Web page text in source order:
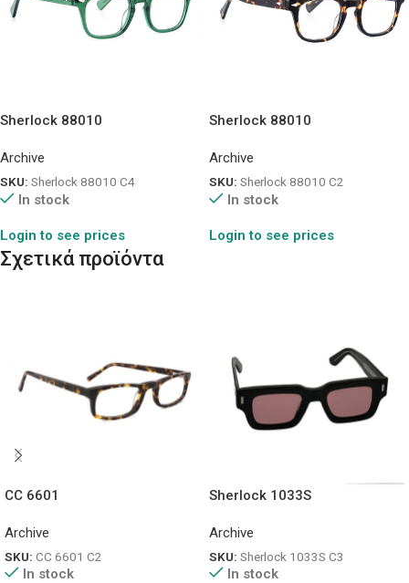
Sherlock 88010
Archive
SKU: Sherlock 88010 C4
In stock
Login to see prices
Sherlock 88010
Archive
SKU: Sherlock 88010 C2
In stock
Login to see prices
Σχετικά προϊόντα
CC 6601
Archive
SKU: CC 6601 C2
In stock
Sherlock 1033S
Archive
SKU: Sherlock 1033S C3
In stock